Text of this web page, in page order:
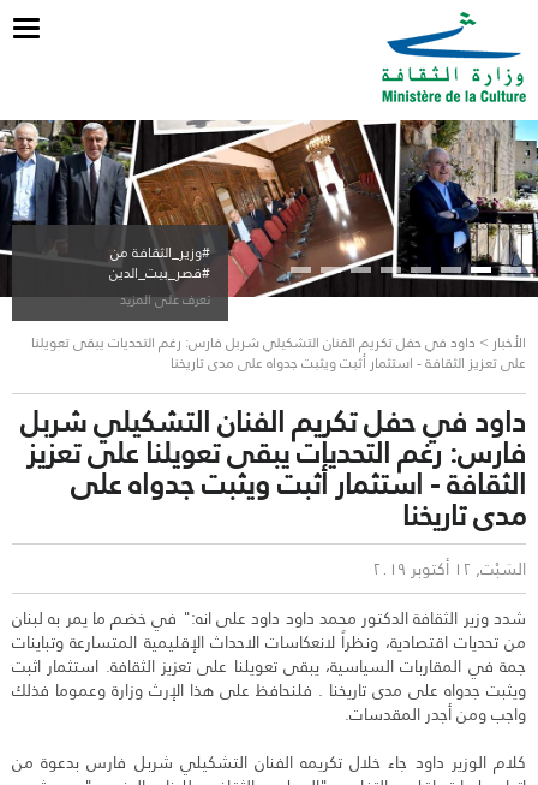
#وزير_الثقافة من
#قصر_بيت_الدين
تعرف على المزيد
الأخبار > داود في حفل تكريم الفنان التشكيلي شربل فارس: رغم التحديات يبقى تعويلنا
على تعزيز الثقافة - استثمار أثبت ويثبت جدواه على مدى تاريخنا
داود في حفل تكريم الفنان التشكيلي شربل
فارس: رغم التحديات يبقى تعويلنا على تعزيز
الثقافة - استثمار أثبت ويثبت جدواه على
مدى تاريخنا
السَبْت, ١٢ أكتوبر ٢٠١٩
شدد وزير الثقافة الدكتور محمد داود داود على انه:" في خضم ما يمر به لبنان
من تحديات اقتصادية، ونظراً لانعكاسات الاحداث الإقليمية المتسارعة وتباينات
جمة في المقاربات السياسية، يبقى تعويلنا على تعزيز الثقافة. استثمار اثبت
ويثبت جدواه على مدى تاريخنا . فلنحافظ على هذا الإرث وزارة وعموما فذلك
واجب ومن أجدر المقدسات.
كلام الوزير داود جاء خلال تكريمه الفنان التشكيلي شربل فارس بدعوة من